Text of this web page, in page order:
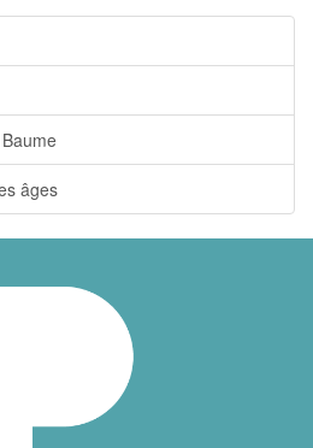
âges